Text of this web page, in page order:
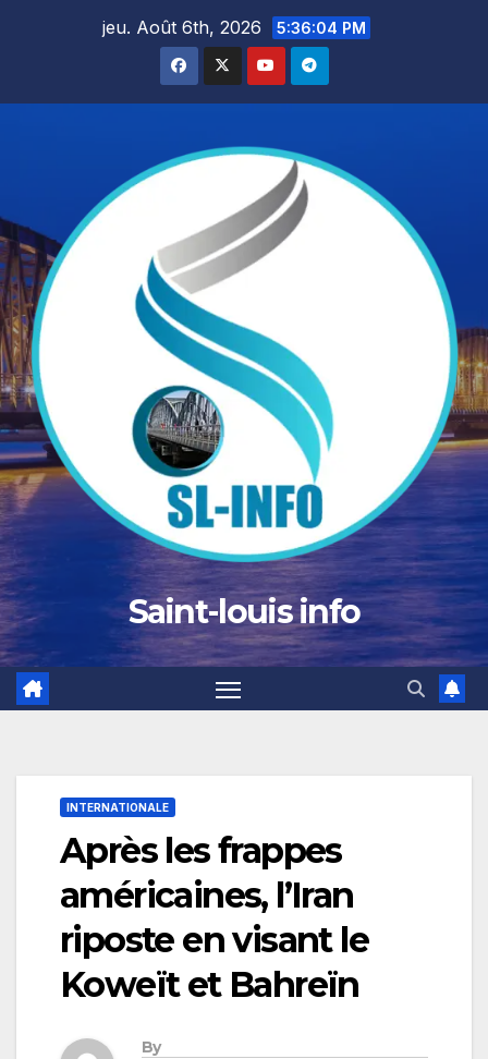
jeu. Août 6th, 2026 5:36:05 PM
Saint-louis info
INTERNATIONALE
Après les frappes
américaines, l’Iran
riposte en visant le
Koweït et Bahreïn
By